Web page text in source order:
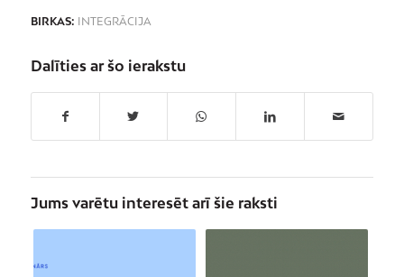
BIRKAS: INTEGRĀCIJA
Dalīties ar šo ierakstu
Jums varētu interesēt arī šie raksti